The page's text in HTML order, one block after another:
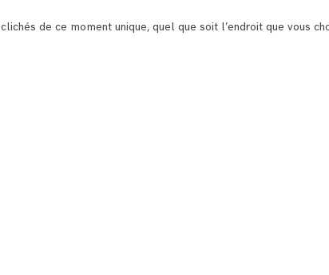
de ce moment unique, quel que soit l’endroit que vous